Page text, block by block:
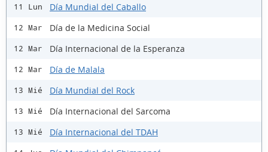
11 Lun Día Mundial del Caballo
12 Mar Día de la Medicina Social
12 Mar Día Internacional de la Esperanza
12 Mar Día de Malala
13 Mié Día Mundial del Rock
13 Mié Día Internacional del Sarcoma
13 Mié Día Internacional del TDAH